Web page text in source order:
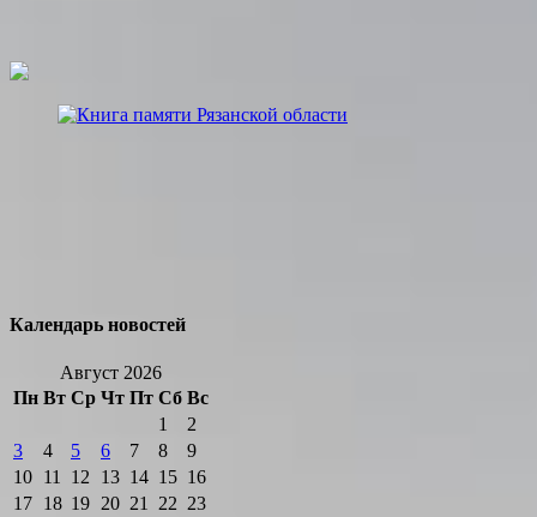
Календарь новостей
Август 2026
Пн Вт Ср Чт Пт Сб Вс
1
2
3
4 5 6 7 8
9
10 11 12 13 14 15 16
17 18 19 20 21 22 23